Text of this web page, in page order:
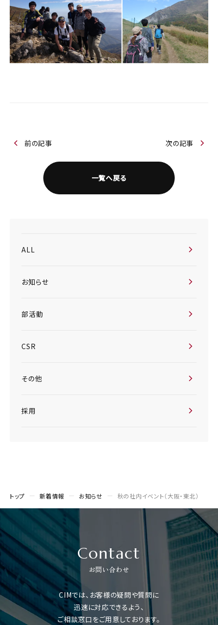
前の記事
一覧へ戻る
次の記事
ALL
お知らせ
部活動
CSR
その他
採用
トップ 新着情報 お知らせ 秋の社内イベント（大阪・東北）
Contact
お問い合わせ
CIMでは、お客様の疑問や質問に
迅速に対応できるよう、
ご相談窓口をご用意しております。